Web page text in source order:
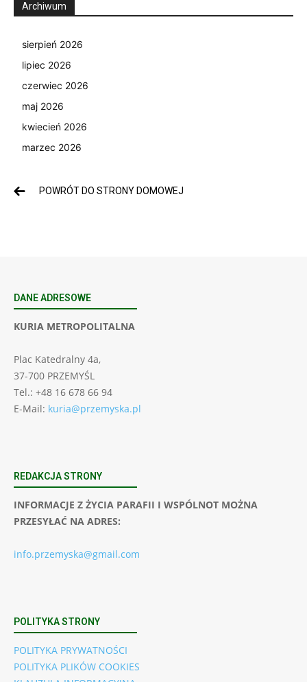
Archiwum
sierpień 2026
lipiec 2026
czerwiec 2026
maj 2026
kwiecień 2026
marzec 2026
POWRÓT DO STRONY DOMOWEJ
DANE ADRESOWE
KURIA METROPOLITALNA
Plac Katedralny 4a,
37-700 PRZEMYŚL
Tel.: +48 16 678 66 94
E-Mail: kuria@przemyska.pl
REDAKCJA STRONY
INFORMACJE Z ŻYCIA PARAFII I WSPÓLNOT MOŻNA
PRZESYŁAĆ NA ADRES:
info.przemyska@gmail.com
POLITYKA STRONY
POLITYKA PRYWATNOŚCI
POLITYKA PLIKÓW COOKIES